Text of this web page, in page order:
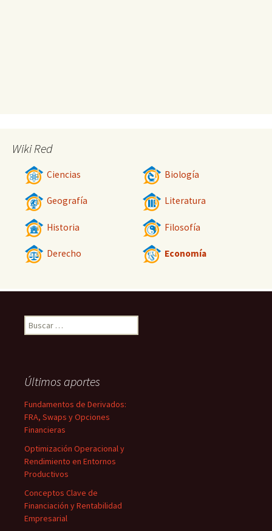
Wiki Red
Ciencias Biología
Geografía Literatura
Historia Filosofía
Derecho Economía
Buscar:
Últimos aportes
Fundamentos de Derivados:
FRA, Swaps y Opciones
Financieras
Optimización Operacional y
Rendimiento en Entornos
Productivos
Conceptos Clave de
Financiación y Rentabilidad
Empresarial